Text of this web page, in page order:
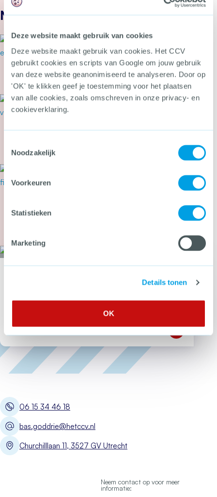
Deze website maakt gebruik van cookies
Deze website maakt gebruik van cookies. Het CCV
gebruikt cookies en scripts van Google om jouw gebruik
van deze website geanonimiseerd te analyseren. Door op
'OK' te klikken geef je toestemming voor het plaatsen
van alle cookies, zoals omschreven in onze privacy- en
cookieverklaring.
Noodzakelijk
Voorkeuren
Statistieken
Marketing
Details tonen
OK
Nieuws
24 juli 2026
Secondant: Van bierviltje tot
Cyber Alarmcentrale
Meer over Secondant: Van bierviltje tot Cyber
22 juli 2026
Cyberbeveiligingswet vanaf 15
nu doen?
Meer over Cyberbeveiligingswet vanaf 15
wetsvoorstel tegen heling en
Meer over Tweede Kamer stemt in met
Open Meld
06 15 34 46 18
bas.goddrie@hetccv.nl
Churchilllaan 11, 3527 GV Utrecht
Neem contact op voor meer
informatie: